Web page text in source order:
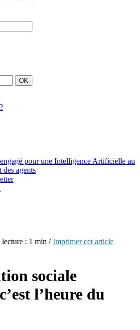
OK
pour une Intelligence Artificielle au
agents
lecture : 1 min /Imprimer cet article
sociale
l’heure du